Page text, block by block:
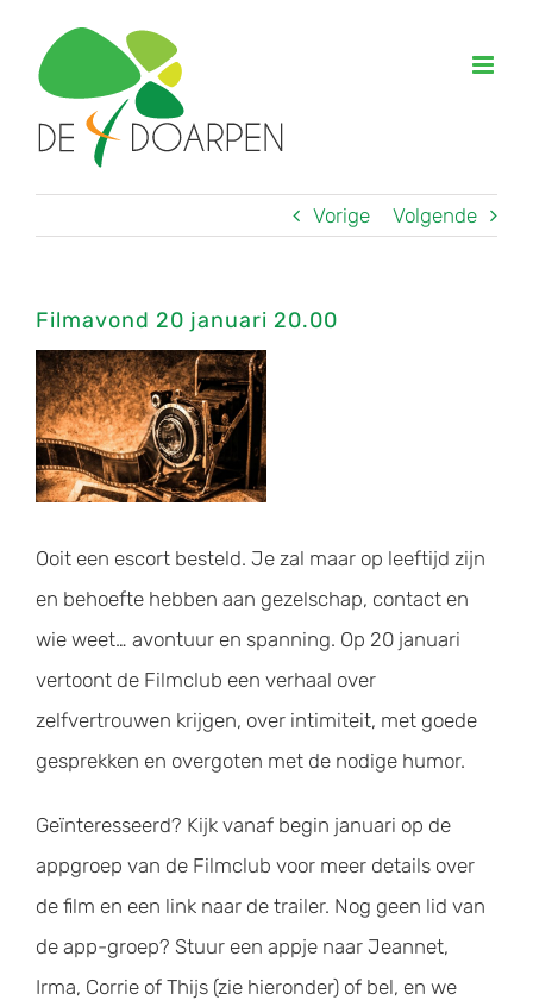
inhoud
Vorige Volgende
Filmavond 20 januari 20.00
Bekijk
grotere
afbeelding
Ooit een escort besteld. Je zal maar op leeftijd zijn
en behoefte hebben aan gezelschap, contact en
wie weet… avontuur en spanning. Op 20 januari
vertoont de Filmclub een verhaal over
zelfvertrouwen krijgen, over intimiteit, met goede
gesprekken en overgoten met de nodige humor.
Geïnteresseerd? Kijk vanaf begin januari op de
appgroep van de Filmclub voor meer details over
de film en een link naar de trailer. Nog geen lid van
de app-groep? Stuur een appje naar Jeannet,
Irma, Corrie of Thijs (zie hieronder) of bel, en we